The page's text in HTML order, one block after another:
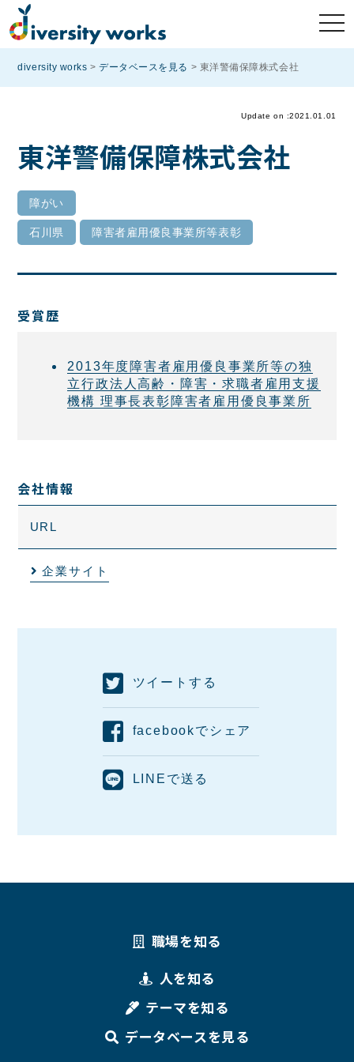
diversity works >データベースを見る > 東洋警備保障株式会社
Update on :2021.01.01
東洋警備保障株式会社
障がい
石川県 障害者雇用優良事業所等表彰
受賞歴
2013年度障害者雇用優良事業所等の独
立行政法人高齢・障害・求職者雇用支援
機構 理事長表彰障害者雇用優良事業所
会社情報
URL
企業サイト
ツイートする
facebookでシェア
LINEで送る
職場を知る
人を知る
テーマを知る
データベースを見る